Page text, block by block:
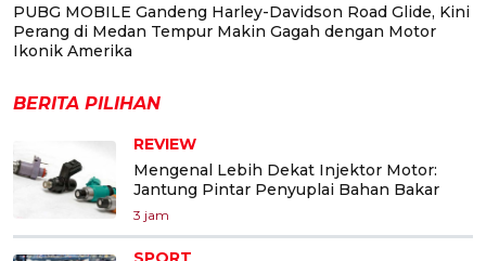
PUBG MOBILE Gandeng Harley-Davidson Road Glide, Kini
Perang di Medan Tempur Makin Gagah dengan Motor
Ikonik Amerika
BERITA PILIHAN
REVIEW
Mengenal Lebih Dekat Injektor Motor:
Jantung Pintar Penyuplai Bahan Bakar
3 jam